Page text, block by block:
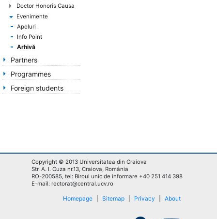
Doctor Honoris Causa
Evenimente
Apeluri
Info Point
Arhivă
Partners
Programmes
Foreign students
Copyright © 2013 Universitatea din Craiova
Str. A. I. Cuza nr.13, Craiova, România
RO-200585, tel: Biroul unic de informare +40 251 414 398
E-mail: rectorat@central.ucv.ro
Homepage Sitemap Privacy About